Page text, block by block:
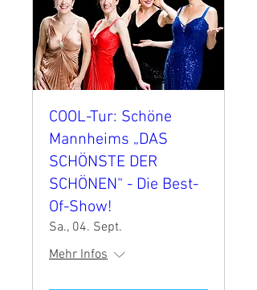
COOL-Tur: Schöne
Mannheims „DAS
SCHÖNSTE DER
SCHÖNEN“ - Die Best-
Of-Show!
Sa., 04. Sept.
Mehr Infos